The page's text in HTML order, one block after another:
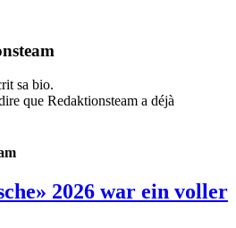
sa bio.
que Redaktionsteam a déjà
2026 war ein voller